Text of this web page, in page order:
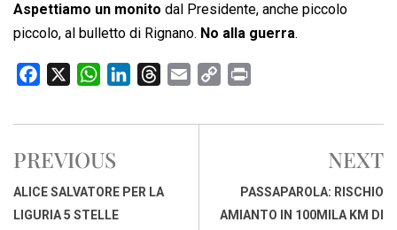
Aspettiamo un monito dal Presidente, anche piccolo
piccolo, al bulletto di Rignano. No alla guerra.
c
b
o
o
W
a
s
A
p
n
d
r
d
a
p
n
i
PREVIOUS
ALICE SALVATORE PER LA
LIGURIA 5 STELLE
NEXT
PASSAPAROLA: RISCHIO
AMIANTO IN 100MILA KM DI